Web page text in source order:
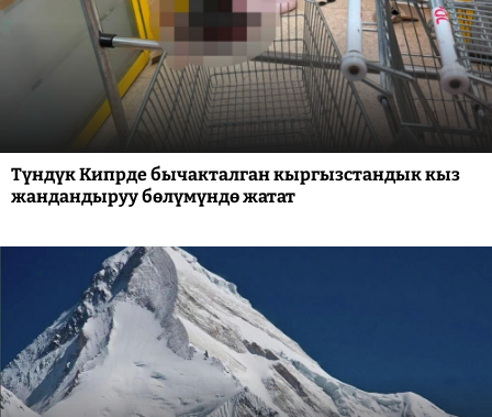
Түндүк Кипрде бычакталган кыргызстандык кыз
жандандыруу бөлүмүндө жатат